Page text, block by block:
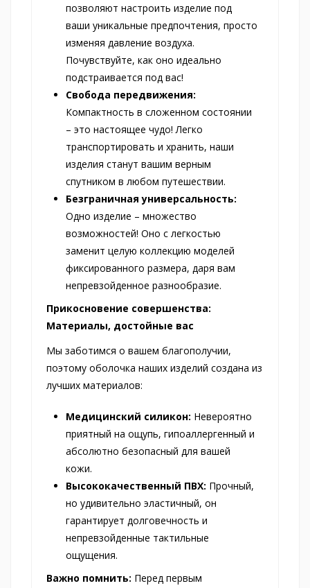
позволяют настроить изделие под
ваши уникальные предпочтения, просто
изменяя давление воздуха.
Почувствуйте, как оно идеально
подстраивается под вас!
Свобода передвижения:
Компактность в сложенном состоянии
– это настоящее чудо! Легко
транспортировать и хранить, наши
изделия станут вашим верным
спутником в любом путешествии.
Безграничная универсальность:
Одно изделие – множество
возможностей! Оно с легкостью
заменит целую коллекцию моделей
фиксированного размера, даря вам
непревзойденное разнообразие.
Прикосновение совершенства:
Материалы, достойные вас
Мы заботимся о вашем благополучии,
поэтому оболочка наших изделий создана из
лучших материалов:
Медицинский силикон: Невероятно
приятный на ощупь, гипоаллергенный и
абсолютно безопасный для вашей
кожи.
Высококачественный ПВХ: Прочный,
но удивительно эластичный, он
гарантирует долговечность и
непревзойденные тактильные
ощущения.
Важно помнить: Перед первым